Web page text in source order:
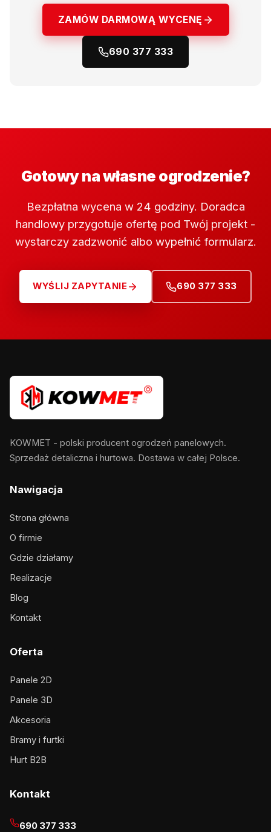
ZAMÓW DARMOWĄ WYCENĘ
690 377 333
Gotowy na własne ogrodzenie?
Bezpłatna wycena w 24 godziny. Doradca
handlowy przygotuje ofertę pod Twój projekt -
wystarczy zadzwonić albo wypełnić formularz.
WYŚLIJ ZAPYTANIE 690 377 333
KOWMET - polski producent ogrodzeń panelowych.
Sprzedaż detaliczna i hurtowa. Dostawa w całej Polsce.
Nawigacja
Strona główna
O firmie
Gdzie działamy
Realizacje
Blog
Kontakt
Oferta
Panele 2D
Panele 3D
Akcesoria
Bramy i furtki
Hurt B2B
Kontakt
690 377 333